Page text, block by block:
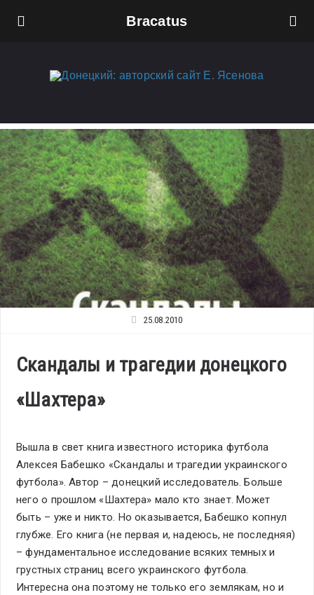
Bracatus
25.08.2010
Скандалы и трагедии донецкого
«Шахтера»
Вышла в свет книга известного историка футбола
Алексея Бабешко «Скандалы и трагедии украинского
футбола». Автор – донецкий исследователь. Больше
него о прошлом «Шахтера» мало кто знает. Может
быть – уже и никто. Но оказывается, Бабешко копнул
глубже. Его книга (не первая и, надеюсь, не последняя)
– фундаментальное исследование всяких темных и
грустных страниц всего украинского футбола.
Интересна она поэтому не только его землякам, но и